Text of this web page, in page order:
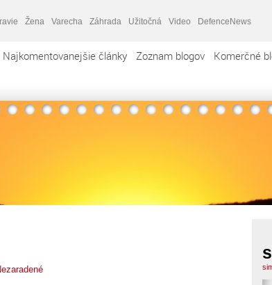
Žena Varecha Záhrada Užitočná Video DefenceNews
Najkomentovanejšie články Zoznam blogov Komerčné